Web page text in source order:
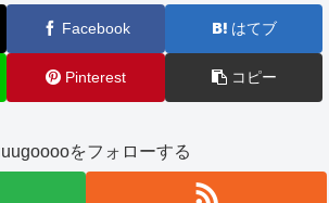
Facebook はてブ
Pinterest コピー
をフォローする